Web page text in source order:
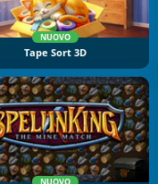
NUOVO
Tape Sort 3D
NUOVO